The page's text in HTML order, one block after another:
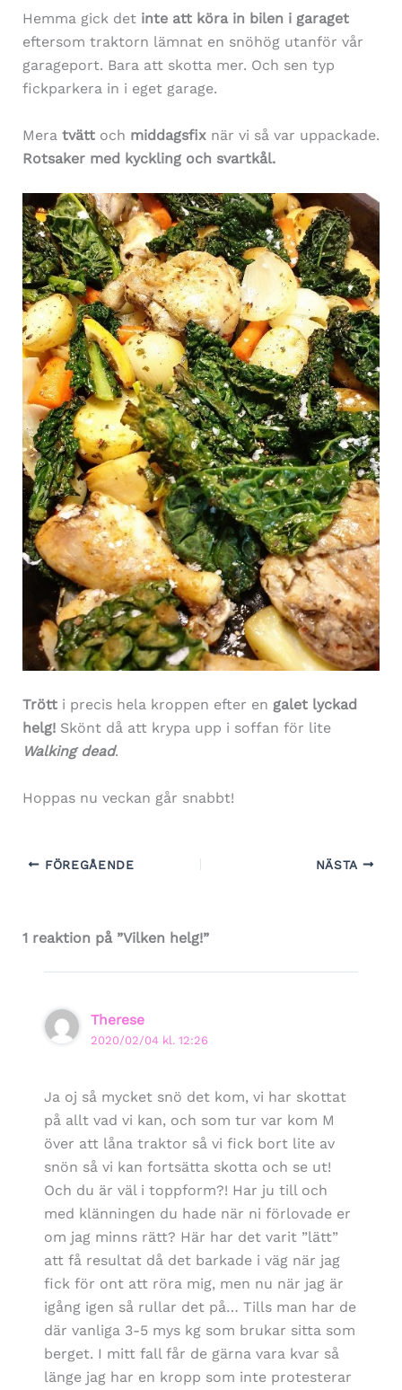
Hemma gick det inte att köra in bilen i garaget
eftersom traktorn lämnat en snöhög utanför vår
garageport. Bara att skotta mer. Och sen typ
fickparkera in i eget garage.
Mera tvättoch middagsfixnär vi så var uppackade.
Rotsaker med kyckling och svartkål.
Trötti precis hela kroppen efter en galet lyckad
helg!Skönt då att krypa upp i soffan för lite
Walking dead.
Hoppas nu veckan går snabbt!
FÖREGÅENDE NÄSTA
1 reaktion på ”Vilken helg!”
Therese
2020/02/04 kl. 12:26
Ja oj så mycket snö det kom, vi har skottat
på allt vad vi kan, och som tur var kom M
över att låna traktor så vi fick bort lite av
snön så vi kan fortsätta skotta och se ut!
Och du är väl i toppform?! Har ju till och
med klänningen du hade när ni förlovade er
om jag minns rätt? Här har det varit ”lätt”
att få resultat då det barkade i väg när jag
fick för ont att röra mig, men nu när jag är
igång igen så rullar det på… Tills man har de
där vanliga 3-5 mys kg som brukar sitta som
berget. I mitt fall får de gärna vara kvar så
länge jag har en kropp som inte protesterar